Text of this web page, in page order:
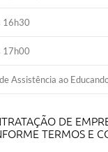
16h30
17h00
Assistência ao
DE
TERMOS E